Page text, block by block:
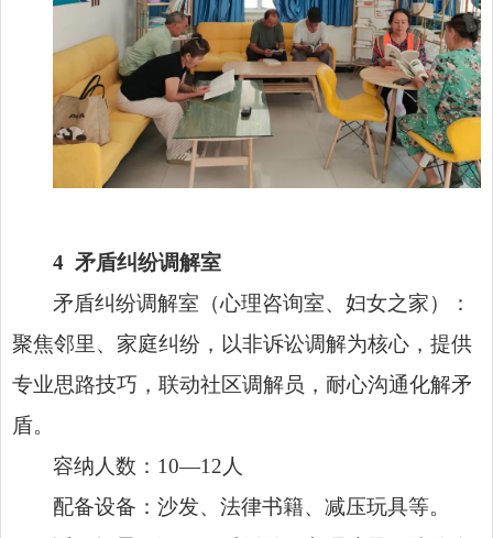
4 矛盾纠纷调解室
矛盾纠纷调解室（心理咨询室、妇女之家）：
聚焦邻里、家庭纠纷，以非诉讼调解为核心，提供
专业思路技巧，联动社区调解员，耐心沟通化解矛
盾。
容纳人数：10—12人
配备设备：沙发、法律书籍、减压玩具等。